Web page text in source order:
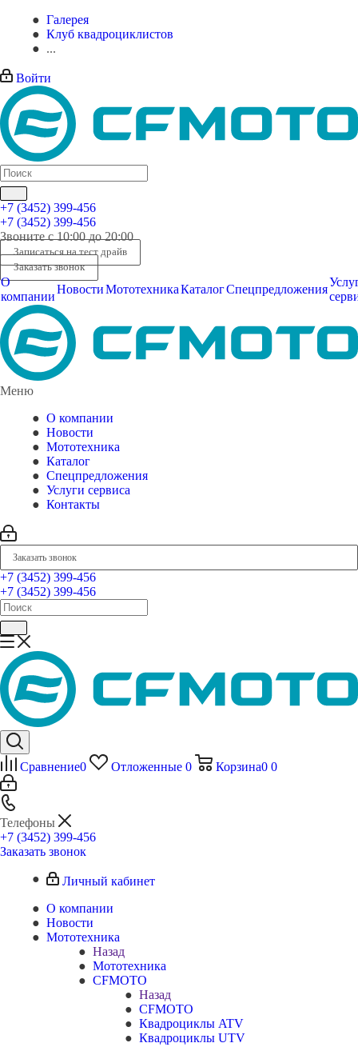
Галерея
Клуб квадроциклистов
...
Войти
+7 (3452) 399-456
+7 (3452) 399-456
Звоните с 10:00 до 20:00
Записаться на тест драйв
Заказать звонок
О
компании
НовостиМототехникаКаталогСпецпредложения
Меню
О компании
Новости
Мототехника
Каталог
Спецпредложения
Услуги сервиса
Контакты
Заказать звонок
+7 (3452) 399-456
+7 (3452) 399-456
Сравнение0 Отложенные 0 Корзина0 0
Телефоны
+7 (3452) 399-456
Заказать звонок
Личный кабинет
О компании
Новости
Мототехника
Назад
Мототехника
CFMOTO
Назад
CFMOTO
Квадроциклы ATV
Квадроциклы UTV